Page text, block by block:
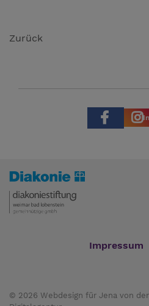
Zurück
Impressum
© 2026 Webdesign für Jena von der